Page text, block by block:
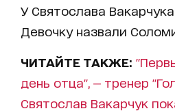
У Святослава
Девочку назвали
ЧИТАЙТЕ ТАКЖЕ:
день отца", — тренер
Святослав Вакарчук